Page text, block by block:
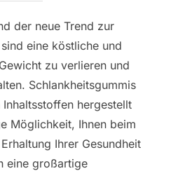
der neue Trend zur
eine köstliche und
zu verlieren und
Schlankheitsgummis
hergestellt
Möglichkeit, Ihnen beim
Ihrer Gesundheit
eine großartige